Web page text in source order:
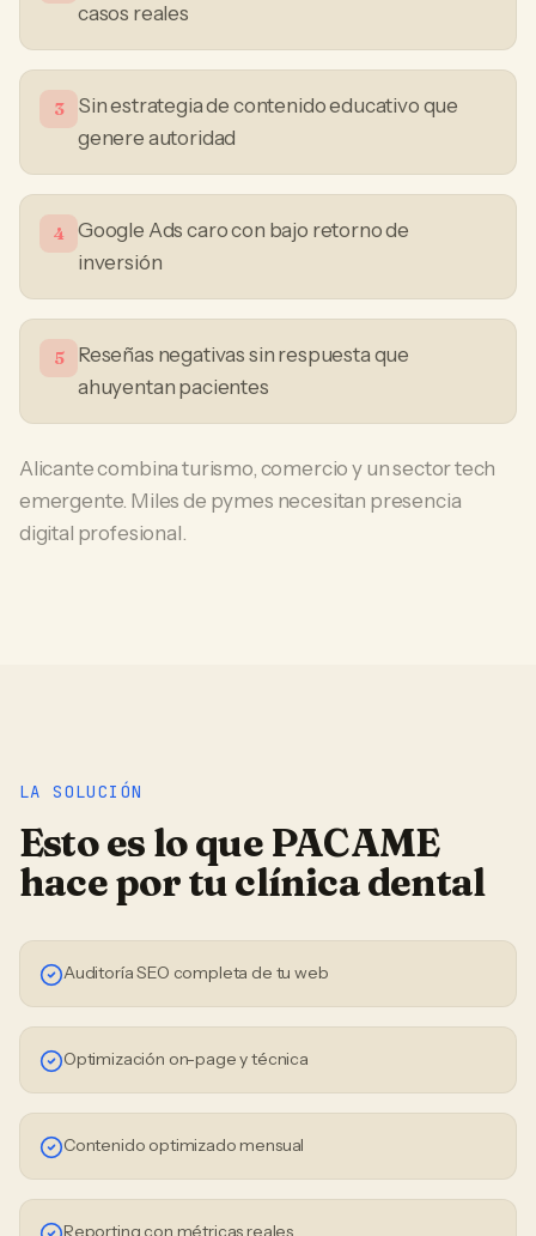
casos reales
3
Sin estrategia de contenido educativo que
genere autoridad
4
Google Ads caro con bajo retorno de
inversión
5
Reseñas negativas sin respuesta que
ahuyentan pacientes
Alicante combina turismo, comercio y un sector tech
emergente. Miles de pymes necesitan presencia
digital profesional.
LA SOLUCIÓN
Esto es lo que PACAME
hace por tuclínica dental
Auditoría SEO completa de tu web
Optimización on-page y técnica
Contenido optimizado mensual
Reporting con métricas reales